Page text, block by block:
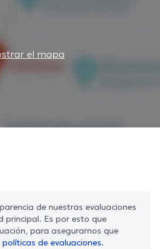
el mapa
de nuestras evaluaciones
principal. Es por esto que
para asegurarnos que
políticas de evaluaciones.